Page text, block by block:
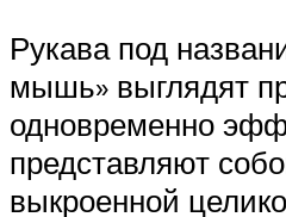
Рукава под
мышь» выглядят
одновременно
представляют
выкроенной